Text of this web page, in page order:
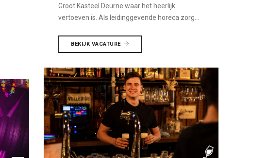
Groot Kasteel Deurne waar het heerlijk
vertoeven is. Als leidinggevende horeca zorg...
BEKIJK VACATURE